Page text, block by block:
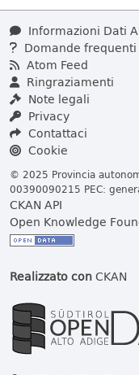
Informazioni Dati
Domande frequenti
Atom Feed
Ringraziamenti
Note legali
Privacy
Contattaci
Cookie
© 2025 Provincia
00390090215 PEC:
CKAN API
Open Knowledge
Realizzato conCKAN